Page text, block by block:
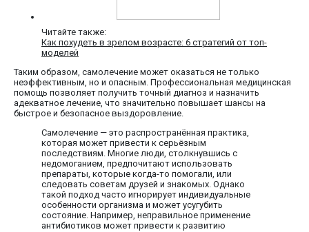
Читайте также:
Как похудеть в зрелом возрасте: 6 стратегий от топ-
моделей
Таким образом, самолечение может оказаться не только
неэффективным, но и опасным. Профессиональная медицинская
помощь позволяет получить точный диагноз и назначить
адекватное лечение, что значительно повышает шансы на
быстрое и безопасное выздоровление.
Самолечение — это распространённая практика,
которая может привести к серьёзным
последствиям. Многие люди, столкнувшись с
недомоганием, предпочитают использовать
препараты, которые когда-то помогали, или
следовать советам друзей и знакомых. Однако
такой подход часто игнорирует индивидуальные
особенности организма и может усугубить
состояние. Например, неправильное применение
антибиотиков может привести к развитию